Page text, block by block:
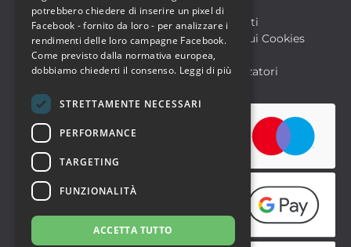
Biglietteria SIAE
Archivio Eventi
Informativa sulla Privacy
Informativa sui Cookies
Condizioni di utilizzo
Help
FAQ Utenti
FAQ Organizzatori
potrebbero chiedere di inserire un pixel di
Facebook - fornito da loro - per analizzare i
rendimenti delle loro campagne Facebook.
Come previsto dalla normativa europea,
dobbiamo chiederti il consenso. Leggi di più
STRETTAMENTE NECESSARI
PERFORMANCE
TARGETING
FUNZIONALITÀ
ACCETTA TUTTO